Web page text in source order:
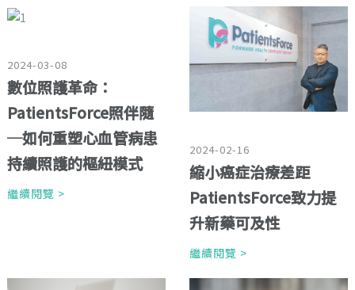
2024-03-08
數位照護革命：
PatientsForce照伴隨
─如何重塑心血管病患
持續照護的樞紐模式
繼續閱覽 >
2024-02-16
縮小癌症治療差距
PatientsForce致力提
升新藥可及性
繼續閱覽 >